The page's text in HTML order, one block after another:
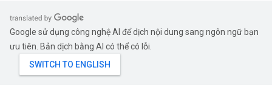
Google sử dụng công nghệ AI để dịch nội dung sang ngôn ngữ bạn
ưu tiên. Bản dịch bằng AI có thể có lỗi.